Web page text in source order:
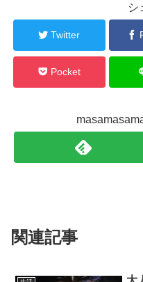
シ
Twitter
Pocket
関連記事